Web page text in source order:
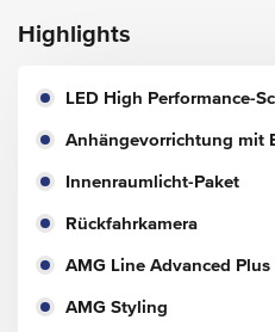
Highlights
LED High Performance-
Anhängevorrichtung mit
Innenraumlicht-Paket
Rückfahrkamera
AMG Line Advanced Plus
AMG Styling